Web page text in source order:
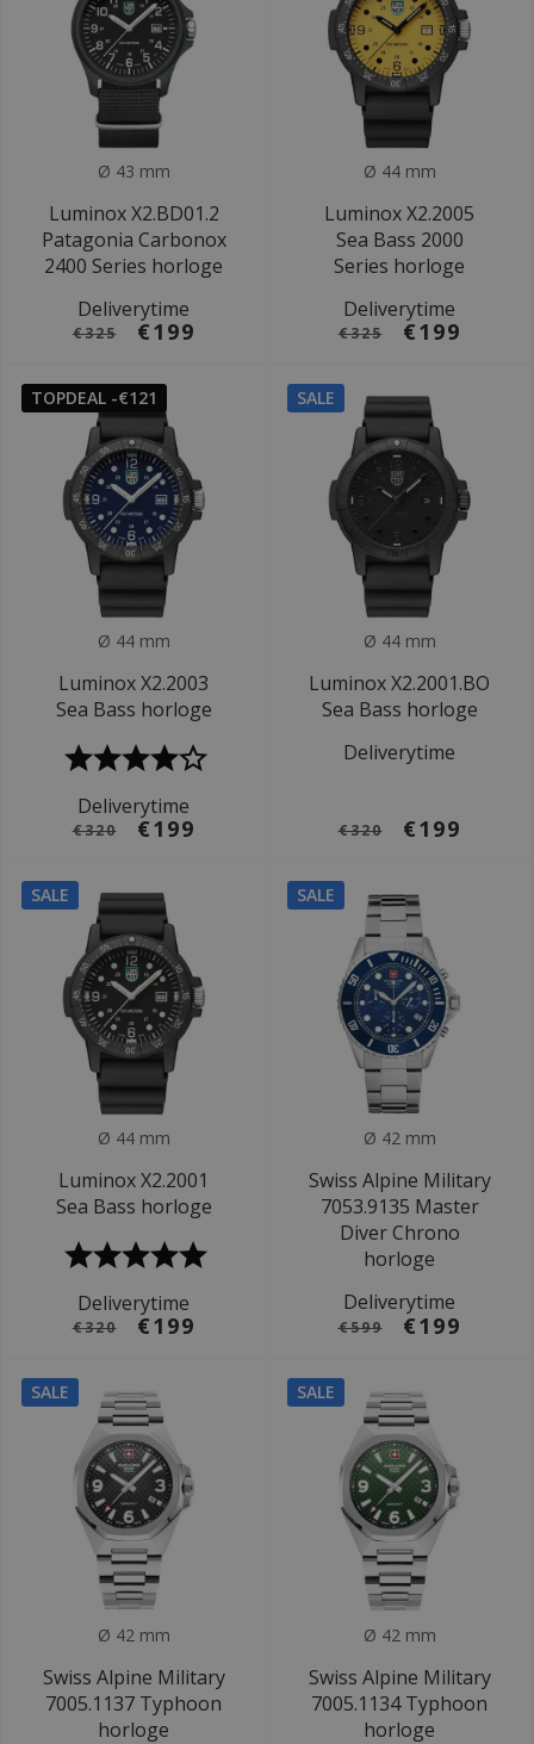
Ø 43 mm
Luminox X2.BD01.2
Patagonia Carbonox
2400 Series horloge
Deliverytime
€325 €199
Ø 44 mm
Luminox X2.2005
Sea Bass 2000
Series horloge
Deliverytime
€325 €199
TOPDEAL -€121
Ø 44 mm
Luminox X2.2003
Sea Bass horloge
Deliverytime
€320 €199
SALE
Ø 44 mm
Luminox X2.2001.BO
Sea Bass horloge
Deliverytime
€320 €199
SALE
Ø 44 mm
Luminox X2.2001
Sea Bass horloge
Deliverytime
€320 €199
SALE
Ø 42 mm
Swiss Alpine Military
7053.9135 Master
Diver Chrono
horloge
Deliverytime
€599 €199
SALE
Ø 42 mm
Swiss Alpine Military
7005.1137 Typhoon
horloge
SALE
Ø 42 mm
Swiss Alpine Military
7005.1134 Typhoon
horloge